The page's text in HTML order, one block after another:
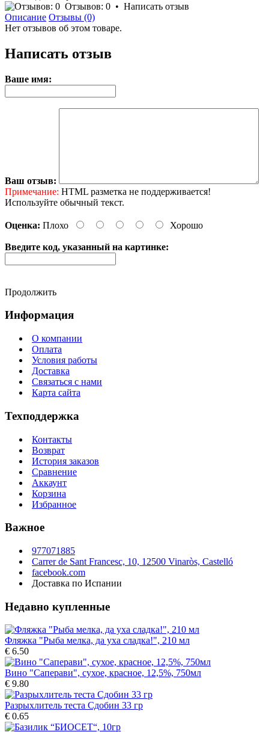
Отзывов: 0 • Написать отзыв
Описание Отзывы (0)
Нет отзывов об этом товаре.
Написать отзыв
Ваше имя:
Ваш отзыв:
Примечание: HTML разметка не поддерживается!
Используйте обычный текст.
Оценка: Плохо Хорошо
Введите код, указанный на картинке:
Продолжить
Информация
О компании
Оплата
Условия работы
Доставка
Связаться с нами
Карта сайта
Техподдержка
Контакты
Возврат
История заказов
Сравнение
Аккаунт
Корзина
Избранное
Важное
977071885
Carrer de Sant Francesc, 10, 12500 Vinaròs, Castelló
facebook.com
Доставка по Испании
Недавно купленные
Фляжка "Рыба мелка, да уха сладка!", 210 мл
€ 6.50
Вино "Саперави", сухое, красное, 12,5%, 750мл
€ 9.80
Разрыхлитель теста Сдобин 33 гр
€ 0.65